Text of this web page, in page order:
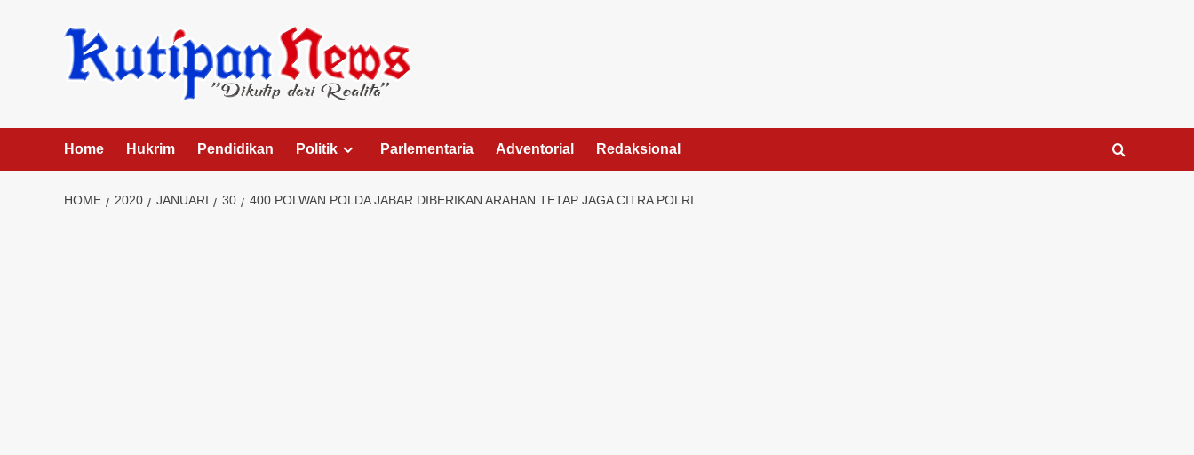
Home Hukrim Pendidikan Politik Parlementaria Adventorial Redaksional
HOME 2020 JANUARI 30 400 POLWAN POLDA JABAR DIBERIKAN ARAHAN TETAP JAGA CITRA POLRI